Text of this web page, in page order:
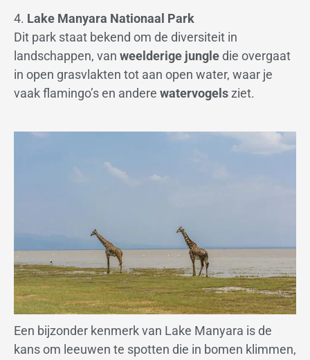
4. Lake Manyara Nationaal Park
Dit park staat bekend om de diversiteit in
landschappen, van weelderige jungledie overgaat
in open grasvlakten tot aan open water, waar je
vaak flamingo’s en andere watervogels ziet.
Een bijzonder kenmerk van Lake Manyara is de
kans om leeuwen te spotten die in bomen klimmen,